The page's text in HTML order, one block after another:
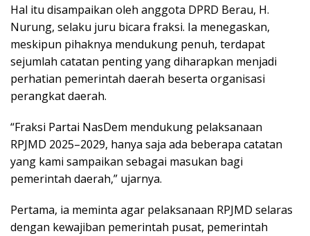
Hal itu disampaikan oleh anggota DPRD Berau, H.
Nurung, selaku juru bicara fraksi. Ia menegaskan,
meskipun pihaknya mendukung penuh, terdapat
sejumlah catatan penting yang diharapkan menjadi
perhatian pemerintah daerah beserta organisasi
perangkat daerah.
“Fraksi Partai NasDem mendukung pelaksanaan
RPJMD 2025–2029, hanya saja ada beberapa catatan
yang kami sampaikan sebagai masukan bagi
pemerintah daerah,” ujarnya.
Pertama, ia meminta agar pelaksanaan RPJMD selaras
dengan kewajiban pemerintah pusat, pemerintah